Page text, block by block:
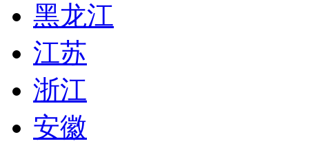
黑龙江
江苏
浙江
安徽